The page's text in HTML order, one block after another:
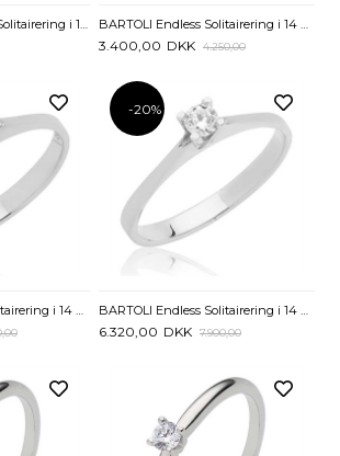
BARTOLI Diamond - Solitairering i 14 kt. Hvidguld med Diamant - 0,10 ct. BARTOLI Endless Solitairering i 14 kt. Hvidguld med Diamant - 0,05 ct.
3.400,00 DKK 4.250,00
-20%
6.320,00 DKK 7.900,00